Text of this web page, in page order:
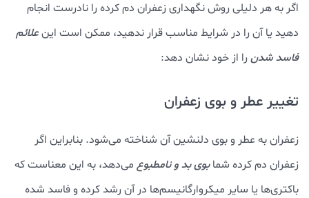
اگر به هر دلیلی روش نگهداری زعفران دم کرده را نادرست انجام
دهید یا آن را در شرایط مناسب قرار ندهید، ممکن است اینعلائم
فاسد شدن را از خود نشان دهد:
تغییر عطر و بوی زعفران
زعفران به عطر و بوی دلنشین آن شناخته می‌شود. بنابراین اگر
زعفران دم کرده شمابوی بد و نامطبوع می‌دهد، به این معناست که
باکتری‌ها یا سایر میکروارگانیسم‌ها در آن رشد کرده و فاسد شده